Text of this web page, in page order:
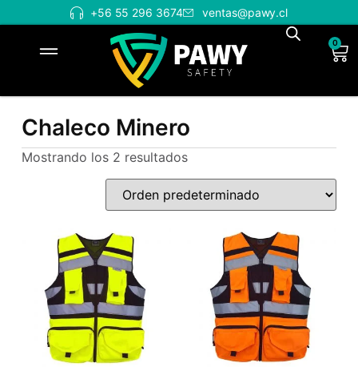
+56 55 296 3674 ventas@pawy.cl
0
Chaleco Minero
Mostrando los 2 resultados